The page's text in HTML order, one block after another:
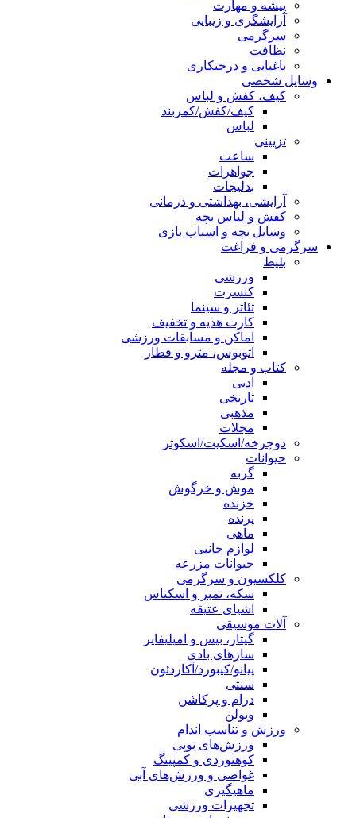
پیشه و مهارت
آرایشگری و زیبایی
سرگرمی
نظافت
باغبانی و درختکاری
وسایل شخصی
کیف، کفش و لباس
کیف/کفش/کمربند
لباس
تزیینی
ساعت
جواهرات
بدلیجات
آرایشی، بهداشتی و درمانی
کفش و لباس بچه
وسایل بچه و اسباب بازی
سرگرمی و فراغت
بلیط
ورزشی
کنسرت
تئاتر و سینما
کارت هدیه و تخفیف
اماکن و مسابقات ورزشی
اتوبوس، مترو و قطار
کتاب و مجله
ادبی
تاریخی
مذهبی
مجلات
دوچرخه/اسکیت/اسکوتر
حیوانات
گربه
موش و خرگوش
خزنده
پرنده
ماهی
لوازم جانبی
حیوانات مزرعه
کلکسیون و سرگرمی
سکه، تمبر و اسکناس
اشیای عتیقه
آلات موسیقی
گیتار، بیس و امپلیفایر
سازهای بادی
پیانو/کیبورد/آکاردئون
سنتی
درام و پرکاشن
ویولن
ورزش و تناسب اندام
ورزش‌های توپی
کوهنوردی و کمپینگ
غواصی و ورزش‌های آبی
ماهیگیری
تجهیزات ورزشی